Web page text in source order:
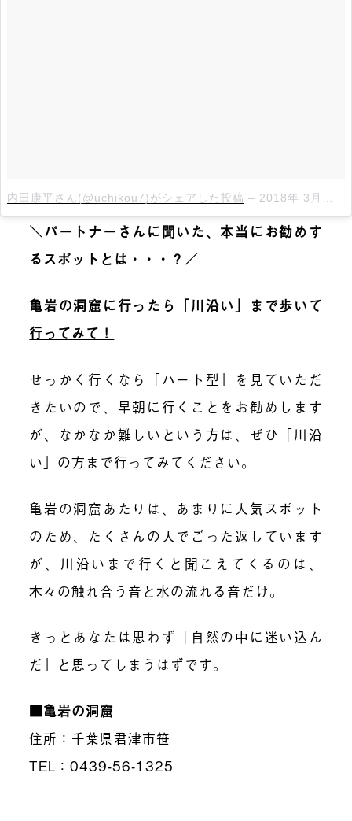
内田康平さん(@uchikou7)がシェアした投稿 – 2018年 3月月28日午前1時52分PDT
＼パートナーさんに聞いた、本当にお勧めす
るスポットとは・・・？／
亀岩の洞窟に行ったら「川沿い」まで歩いて
行ってみて！
せっかく行くなら「ハート型」を見ていただ
きたいので、早朝に行くことをお勧めします
が、なかなか難しいという方は、ぜひ「川沿
い」の方まで行ってみてください。
亀岩の洞窟あたりは、あまりに人気スポット
のため、たくさんの人でごった返しています
が、川沿いまで行くと聞こえてくるのは、
木々の触れ合う音と水の流れる音だけ。
きっとあなたは思わず「自然の中に迷い込ん
だ」と思ってしまうはずです。
■亀岩の洞窟
住所：千葉県君津市笹
TEL：0439-56-1325